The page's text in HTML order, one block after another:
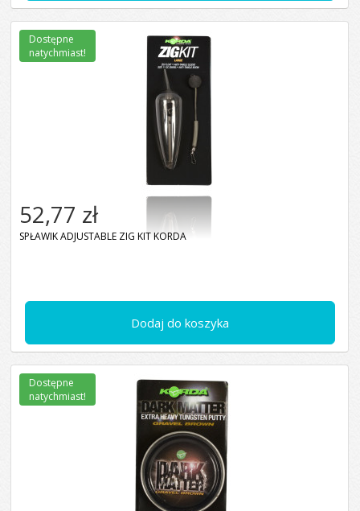
Dodaj do koszyka
52,77 zł
SPŁAWIK ADJUSTABLE ZIG KIT KORDA
Dostępne
natychmiast!
Dostępne
natychmiast!